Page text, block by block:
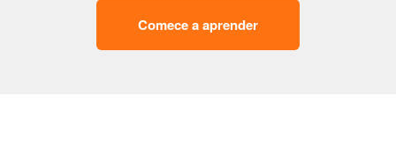
Comece a aprender